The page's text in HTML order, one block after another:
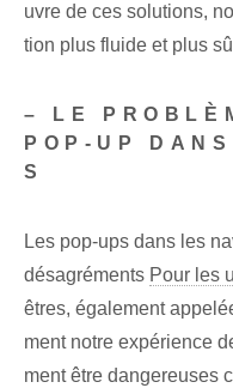
uvre de ces solutions,
tion plus fluide et plus
– LE
POP-UP
S
Les pop-ups dans les
désagréments Pour les
êtres, également
ment notre expérience
ment être dangereuses